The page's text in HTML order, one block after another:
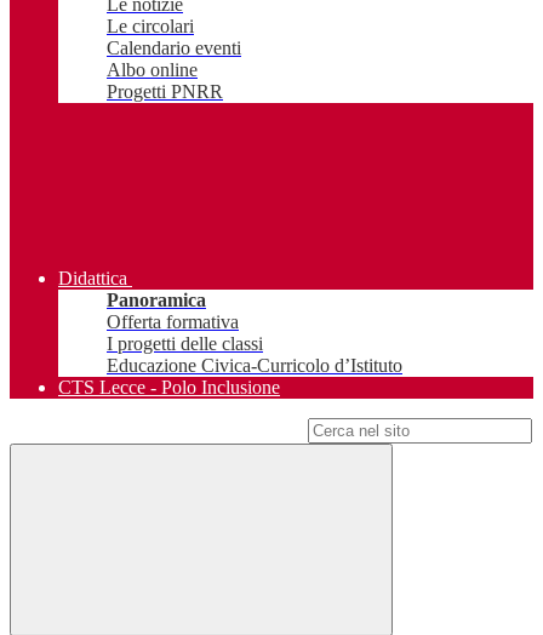
Le notizie
Le circolari
Calendario eventi
Albo online
Progetti PNRR
Didattica
Panoramica
Offerta formativa
I progetti delle classi
Educazione Civica-Curricolo d’Istituto
CTS Lecce - Polo Inclusione